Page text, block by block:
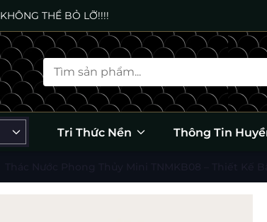
KHÔNG THỂ BỎ LỠ!!!!
Tri Thức Nền Thông Tin